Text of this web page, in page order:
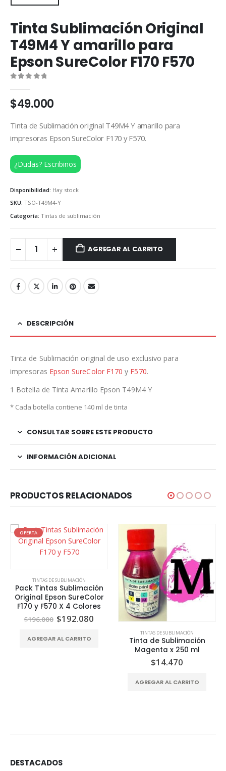
Tinta Sublimación Original
T49M4 Y amarillo para
Epson SureColor F170 F570
$49.000
Tinta de Sublimación original T49M4 Y amarillo para
impresoras Epson SureColor F170 y F570.
¿Dudas? Escribinos
Disponibilidad: Hay stock
SKU: TSO-T49M4-Y
Categoría: Tintas de sublimación
AGREGAR AL CARRITO
DESCRIPCIÓN
Tinta de Sublimación original de uso exclusivo para
impresoras Epson SureColor F170 y F570.
1 Botella de Tinta Amarillo Epson T49M4 Y
* Cada botella contiene 140 ml de tinta
CONSULTAR SOBRE ESTE PRODUCTO
INFORMACIÓN ADICIONAL
PRODUCTOS RELACIONADOS
OFERTA
TINTAS DE SUBLIMACIÓN
Pack Tintas Sublimación
Original Epson SureColor
F170 y F570 X 4 Colores
$196.000 El
precio
original
era:
$192.080
AGREGAR AL CARRITO
TINTAS DE SUBLIMACIÓN
Tinta de Sublimación
Magenta x 250 ml
$14.470
AGREGAR AL CARRITO
DESTACADOS